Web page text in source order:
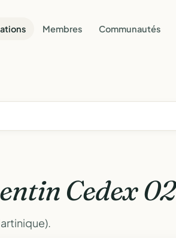
Membres Communautés
Cedex 02